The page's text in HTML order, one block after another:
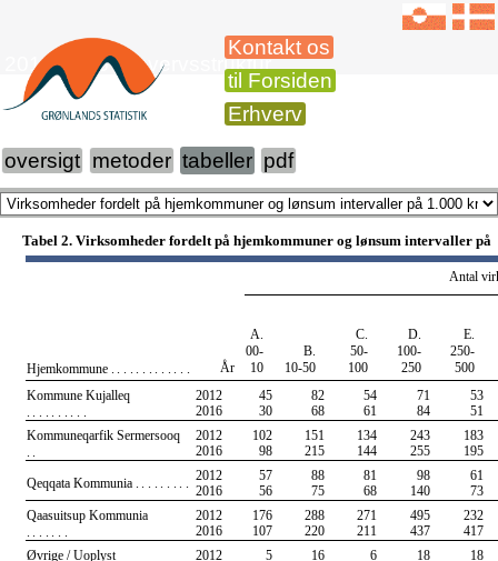
Kontakt os
til Forsiden
Erhverv
2012-2016 Erhvervsstruktur
oversigt metoder tabeller pdf